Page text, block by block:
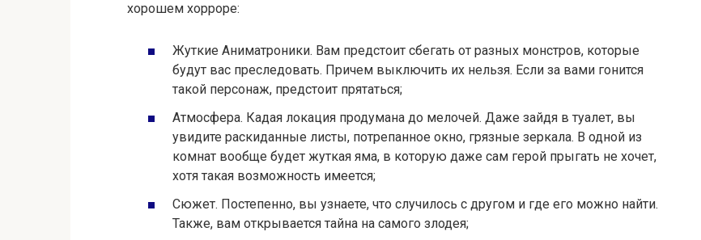
хорошем хорроре:
Жуткие Аниматроники. Вам предстоит сбегать от разных монстров, которые
будут вас преследовать. Причем выключить их нельзя. Если за вами гонится
такой персонаж, предстоит прятаться;
Атмосфера. Кадая локация продумана до мелочей. Даже зайдя в туалет, вы
увидите раскиданные листы, потрепанное окно, грязные зеркала. В одной из
комнат вообще будет жуткая яма, в которую даже сам герой прыгать не хочет,
хотя такая возможность имеется;
Сюжет. Постепенно, вы узнаете, что случилось с другом и где его можно найти.
Также, вам открывается тайна на самого злодея;